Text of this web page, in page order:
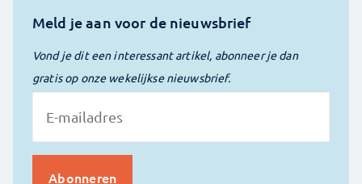
Meld je aan voor de nieuwsbrief
Vond je dit een interessant artikel, abonneer je dan
gratis op onze wekelijkse nieuwsbrief.